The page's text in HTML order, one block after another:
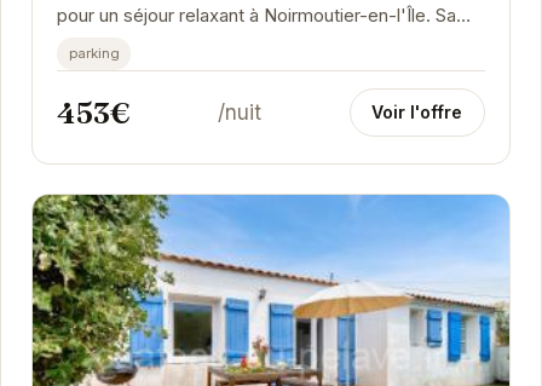
pour un séjour relaxant à Noirmoutier-en-l'Île. Sa
proximité avec les commerces, la plage et le...
parking
453€ /nuit Voir l'offre